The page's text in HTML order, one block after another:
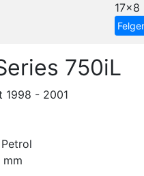
17x8
750iL
1998 - 2001
mm